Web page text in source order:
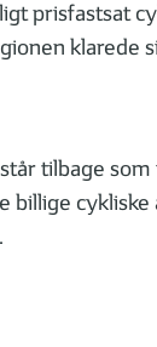
prisfastsat
klarede
tilbage